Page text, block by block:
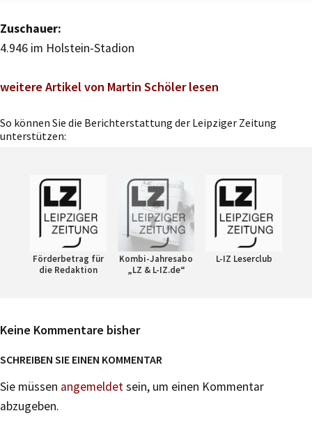
Zuschauer:
4.946 im Holstein-Stadion
weitere Artikel von Martin Schöler lesen
So können Sie die Berichterstattung der Leipziger Zeitung
unterstützen:
Förderbetrag für
die Redaktion
Kombi-Jahresabo
„LZ & L-IZ.de“
L-IZ Leserclub
Keine Kommentare bisher
SCHREIBEN SIE EINEN KOMMENTAR
Sie müssen angemeldetsein, um einen Kommentar
abzugeben.